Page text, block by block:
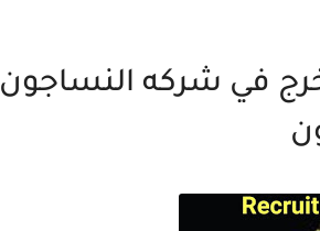
في شركه النساجون